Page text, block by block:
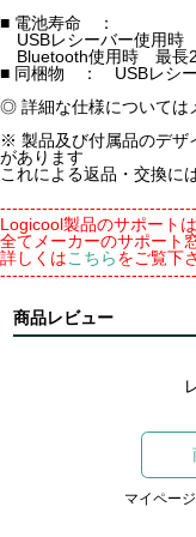
■ 電池寿命 ：
USBレシーバー使用時
Bluetooth使用時 最長
■ 同梱物 ： USBレシー
◎ 詳細な仕様については
※ 製品及び付属品のデザ
があります
これによる返品・交換に
Logicool製品のサポート
全てメーカーのサポート
詳しくはこちらをご覧下
商品レビュー
マイペー